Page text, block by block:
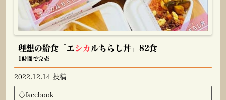
理想の給食「エシカルちらし丼」82食
1時間で完売
2022.12.14 投稿
◇facebook